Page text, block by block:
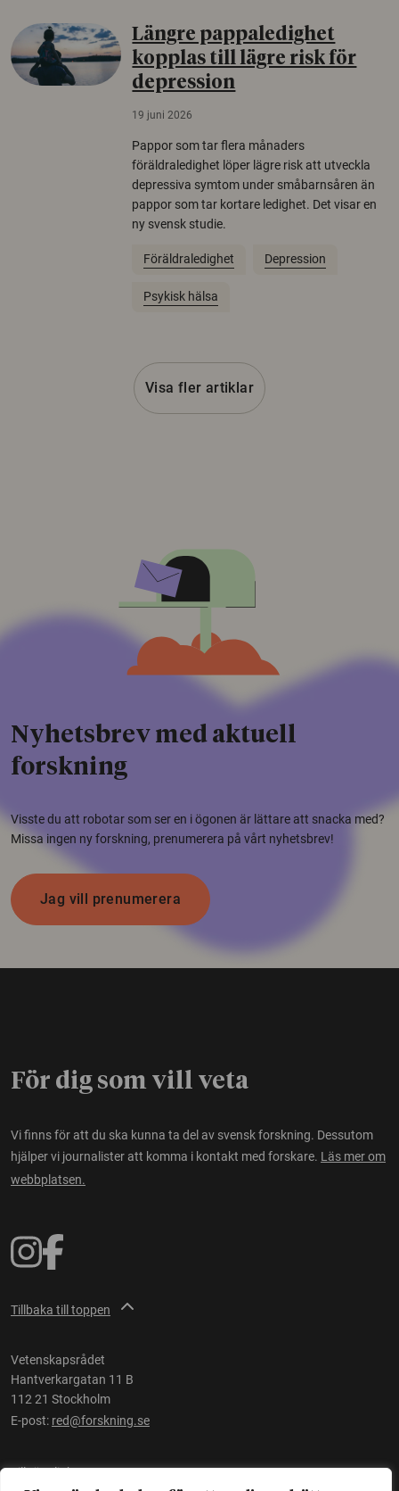
Längre pappaledighet
kopplas till lägre risk för
depression
19 juni 2026
Pappor som tar flera månaders
föräldraledighet löper lägre risk att utveckla
depressiva symtom under småbarnsåren än
pappor som tar kortare ledighet. Det visar en
ny svensk studie.
Föräldraledighet Depression
Psykisk hälsa
Visa fler artiklar
Nyhetsbrev med aktuell
forskning
Visste du att robotar som ser en i ögonen är lättare att snacka med?
Missa ingen ny forskning, prenumerera på vårt nyhetsbrev!
Jag vill prenumerera
För dig som vill veta
Vi finns för att du ska kunna ta del av svensk forskning. Dessutom
hjälper vi journalister att komma i kontakt med forskare. Läs mer om
webbplatsen.
Tillbaka till toppen
Vetenskapsrådet
Hantverkargatan 11 B
112 21 Stockholm
E-post: red@forskning.se
Tillgänglighet